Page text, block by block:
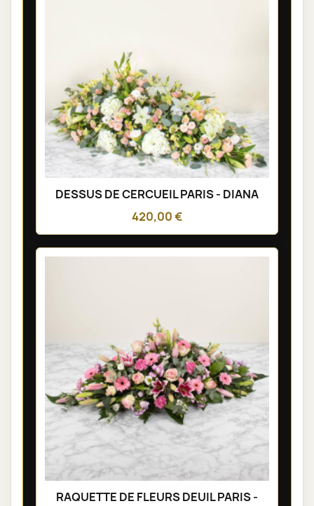
DESSUS DE CERCUEIL PARIS - DIANA
420,00 €
RAQUETTE DE FLEURS DEUIL PARIS -